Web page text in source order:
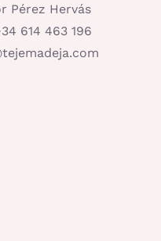
Pérez Hervás
614 463 196